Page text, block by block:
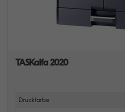
TASKalfa 2020
Druckfarbe